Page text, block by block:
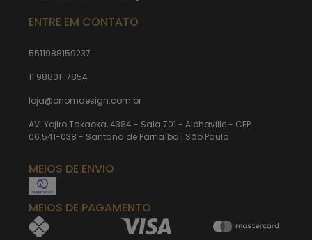
ENTRE EM CONTATO
5511988159237
11 98801-7854
loja@onomdesign.com.br
AV. Yojiro Takaoka, 4384 - Sala 701 - Alphaville - CEP
06.541-038 - Santana de Parnaíba | São Paulo
MEIOS DE ENVIO
MEIOS DE PAGAMENTO